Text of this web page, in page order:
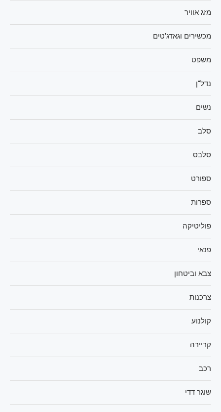
מזג אוויר
מכשירים וגאדג'טים
משפט
נדל"ן
נשים
סלב
סלבס
ספורט
ספרות
פוליטיקה
פנאי
צבא וביטחון
צרכנות
קולנוע
קריירה
רכב
שוגר דדי